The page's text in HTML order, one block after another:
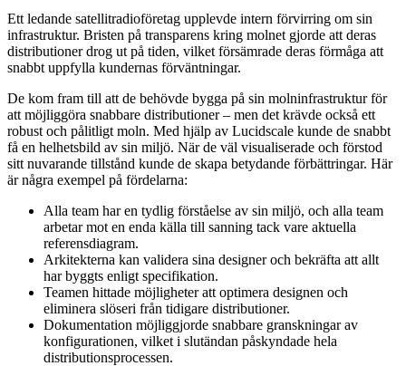
Ett ledande satellitradioföretag upplevde intern förvirring om sin
infrastruktur. Bristen på transparens kring molnet gjorde att deras
distributioner drog ut på tiden, vilket försämrade deras förmåga att
snabbt uppfylla kundernas förväntningar.
De kom fram till att de behövde bygga på sin molninfrastruktur för
att möjliggöra snabbare distributioner – men det krävde också ett
robust och pålitligt moln. Med hjälp av Lucidscale kunde de snabbt
få en helhetsbild av sin miljö. När de väl visualiserade och förstod
sitt nuvarande tillstånd kunde de skapa betydande förbättringar. Här
är några exempel på fördelarna:
Alla team har en tydlig förståelse av sin miljö, och alla team
arbetar mot en enda källa till sanning tack vare aktuella
referensdiagram.
Arkitekterna kan validera sina designer och bekräfta att allt
har byggts enligt specifikation.
Teamen hittade möjligheter att optimera designen och
eliminera slöseri från tidigare distributioner.
Dokumentation möjliggjorde snabbare granskningar av
konfigurationen, vilket i slutändan påskyndade hela
distributionsprocessen.